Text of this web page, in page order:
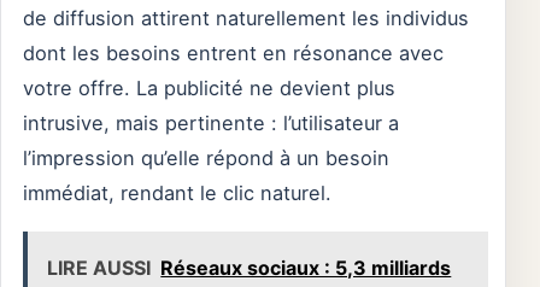
de diffusion attirent naturellement les individus
dont les besoins entrent en résonance avec
votre offre. La publicité ne devient plus
intrusive, mais pertinente : l’utilisateur a
l’impression qu’elle répond à un besoin
immédiat, rendant le clic naturel.
LIRE AUSSI Réseaux sociaux : 5,3 milliards